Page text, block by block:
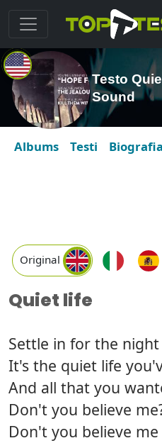
Testo
Sound
Albums Testi Biografia
Original
Quiet life
Settle in for the night
It's the quiet life
And all that you
Don't you believe
Don't you believe